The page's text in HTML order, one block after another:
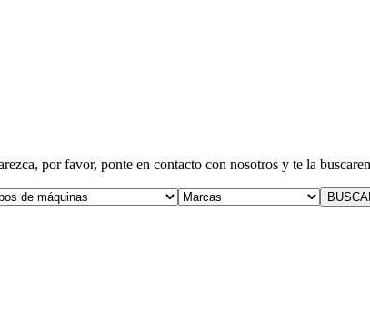
por favor, ponte en contacto con nosotros y te la